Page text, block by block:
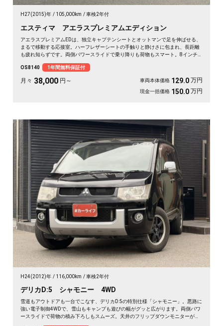
H27(2015)年 105,000km 車検2年付
エスティマ アエラスプレミアムエディション
アエラスプレミアムEDは、独立キャプテンシートとオットマンで足を伸ばせる、
まるで移動する応接室。ハーフレザーシートの手触りと静けさに包まれ、長距離
も疲れ知らずです。両側パワースライドで乗り降りも荷物もスマート。8インチ
パールの艶やかなボディが週末を格上げしてくれます。心地よさで選ぶなら《1
年保証付》💺✨🚗🎵💎
OS8140 1年間無料保証付
月々 38,000 円～ 車両本体価格 129.0 万円
現金一括価格 150.0 万円
H24(2012)年 116,000km 車検2年付
デリカD:5 シャモニー 4WD
雪道もアウトドアも一台でこなす、デリカD:5の特別仕様「シャモニー」。悪路に
強い電子制御4WDで、雪山もキャンプも遊びの幅がグッと広がります。両側パワ
ースライドで荷物の積み下ろしもスムーズ。天井のフリップダウンモニターがあ